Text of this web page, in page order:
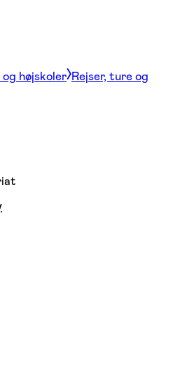
højskoler Rejser, ture og